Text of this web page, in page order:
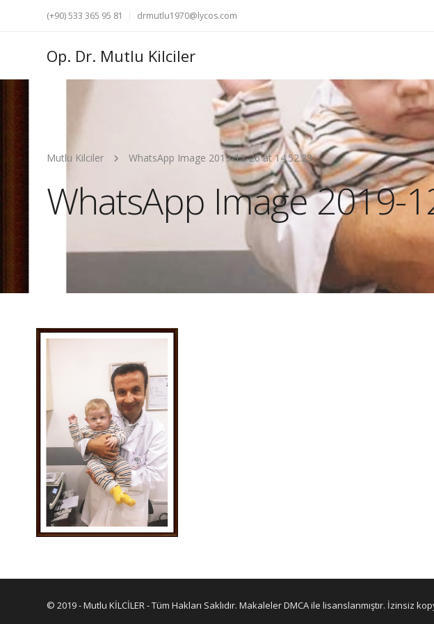
(+90) 533 365 95 81 drmutlu1970@lycos.com
Op. Dr. Mutlu Kilciler
Mutlu Kilciler WhatsApp Image 2019-12-26 at 14.52.23
WhatsApp Image 2019-
© 2019 - Mutlu KİLCİLER - Tüm Hakları Saklıdır. Makaleler DMCA ile lisanslanmıştır. İzinsiz